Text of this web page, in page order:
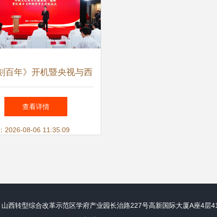
百年》开机暨央视与西
共建传统文化美育基地
揭牌
查看详情
2026-08-06 11:35:09
西转型综合改革示范区学府产业园长治路227号高新国际大厦A座4层